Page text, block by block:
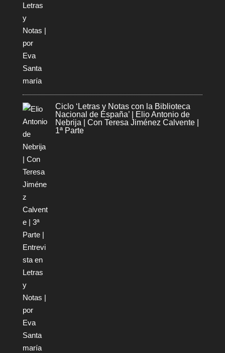
Ciclo ‘Letras y Notas con la Biblioteca
Nacional de España’ | Elio Antonio de
Nebrija | Con Teresa Jiménez Calvente |
1ª Parte